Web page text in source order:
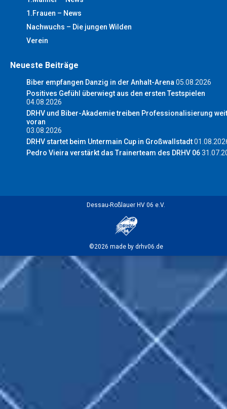
1.Frauen – News
Nachwuchs – Die jungen Wilden
Verein
Neueste Beiträge
Biber empfangen Danzig in der Anhalt-Arena 05.08.2026
Positives Gefühl überwiegt aus den ersten Testspielen
04.08.2026
DRHV und Biber-Akademie treiben Professionalisierung
voran
03.08.2026
DRHV startet beim Untermain Cup in Großwallstadt
Pedro Vieira verstärkt das Trainerteam des DRHV 06
Dessau-Roßlauer HV 06 e.V.
©2026 made by drhv06.de